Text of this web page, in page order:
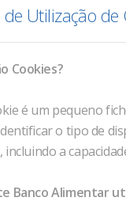
de Utilização
Cookies?
é um pequeno
o tipo de
incluindo a
Banco Alimentar